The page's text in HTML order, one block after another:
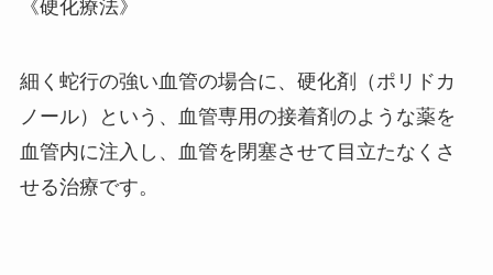
《硬化療法》
細く蛇行の強い血管の場合に、硬化剤（ポリドカ
ノール）という、血管専用の接着剤のような薬を
血管内に注入し、血管を閉塞させて目立たなくさ
せる治療です。